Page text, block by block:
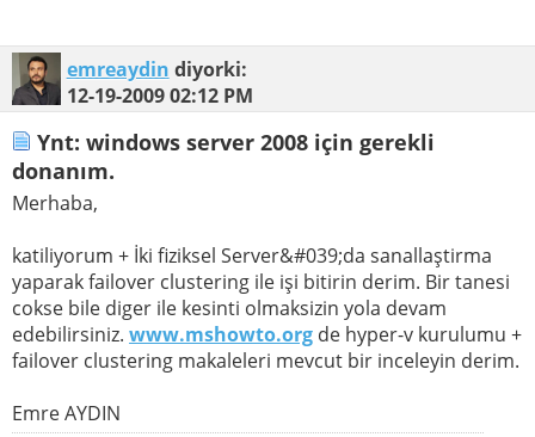
emreaydin diyorki:
12-19-200902:12 PM
Ynt: windows server 2008 için gerekli
donanım.
Merhaba,
katiliyorum + İki fiziksel Server&#039;da sanallaştirma
yaparak failover clustering ile işi bitirin derim. Bir tanesi
cokse bile diger ile kesinti olmaksizin yola devam
edebilirsiniz. www.mshowto.org de hyper-v kurulumu +
failover clustering makaleleri mevcut bir inceleyin derim.
Emre AYDIN